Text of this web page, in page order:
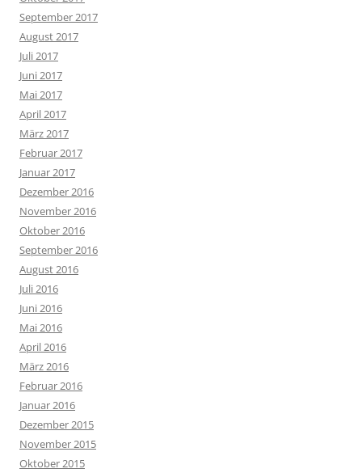
September 2017
August 2017
Juli 2017
Juni 2017
Mai 2017
April 2017
März 2017
Februar 2017
Januar 2017
Dezember 2016
November 2016
Oktober 2016
September 2016
August 2016
Juli 2016
Juni 2016
Mai 2016
April 2016
März 2016
Februar 2016
Januar 2016
Dezember 2015
November 2015
Oktober 2015